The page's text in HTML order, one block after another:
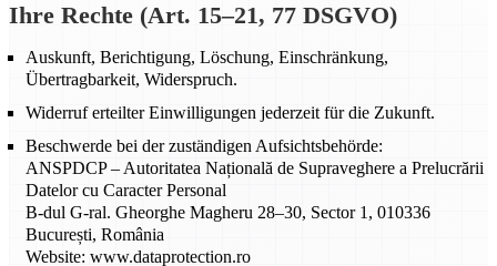
Ihre Rechte (Art. 15–21, 77 DSGVO)
Auskunft, Berichtigung, Löschung, Einschränkung,
Übertragbarkeit, Widerspruch.
Widerruf erteilter Einwilligungen jederzeit für die Zukunft.
Beschwerde bei der zuständigen Aufsichtsbehörde:
ANSPDCP – Autoritatea Națională de Supraveghere a Prelucrării
Datelor cu Caracter Personal
B-dul G-ral. Gheorghe Magheru 28–30, Sector 1, 010336
București, România
Website: www.dataprotection.ro